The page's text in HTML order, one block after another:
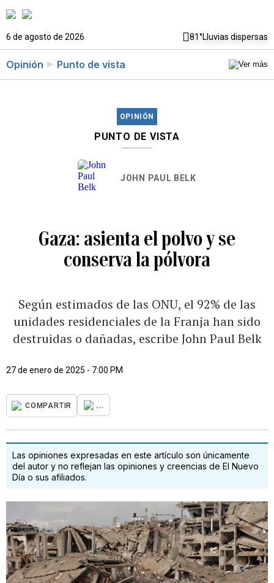
6 de agosto de 2026 81°Lluvias dispersas
Opinión Punto de vista
OPINIÓN
PUNTO DE VISTA
JOHN PAUL BELK
Gaza: asienta el polvo y se
conserva la pólvora
Según estimados de las ONU, el 92% de las
unidades residenciales de la Franja han sido
destruidas o dañadas, escribe John Paul Belk
27 de enero de 2025 - 7:00 PM
COMPARTIR ...
Las opiniones expresadas en este artículo son únicamente
del autor y no reflejan las opiniones y creencias de El Nuevo
Día o sus afiliados.